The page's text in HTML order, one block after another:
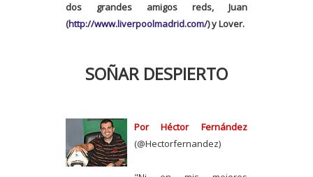
dos grandes amigos reds, Juan
(http://www.liverpoolmadrid.com/) y Lover.
SOÑAR DESPIERTO
Por Héctor Fernández
(@Hectorfernandez)